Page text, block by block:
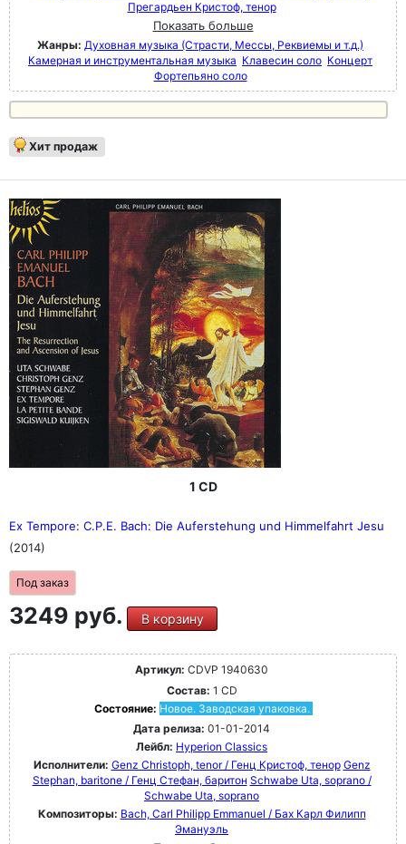
Прегардьен Кристоф, тенор
Показать больше
Жанры: Духовная музыка (Страсти, Мессы, Реквиемы и т.д.)
Камерная и инструментальная музыка Клавесин соло Концерт
Фортепьяно соло
Хит продаж
1 CD
Ex Tempore: C.P.E. Bach: Die Auferstehung und Himmelfahrt Jesu
(2014)
Под заказ
3249 руб. В корзину
Артикул: CDVP 1940630
Состав: 1 CD
Состояние: Новое. Заводская упаковка.
Дата релиза: 01-01-2014
Лейбл: Hyperion Classics
Исполнители: Genz Christoph, tenor / Генц Кристоф, тенор Genz
Stephan, baritone / Генц Стефан, баритон Schwabe Uta, soprano /
Schwabe Uta, soprano
Композиторы: Bach, Carl Philipp Emmanuel / Бах Карл Филипп
Эмануэль